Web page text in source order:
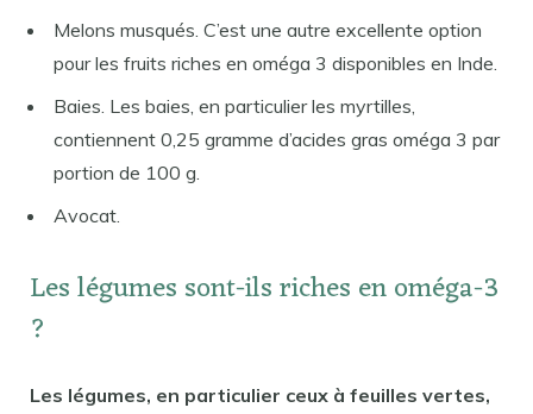
Melons musqués. C’est une autre excellente option
pour les fruits riches en oméga 3 disponibles en Inde.
Baies. Les baies, en particulier les myrtilles,
contiennent 0,25 gramme d’acides gras oméga 3 par
portion de 100 g.
Avocat.
Les légumes sont-ils riches en oméga-3
?
Les légumes, en particulier ceux à feuilles vertes,